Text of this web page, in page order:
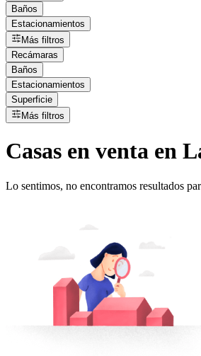
Baños
Estacionamientos
Más filtros
Recámaras
Baños
Estacionamientos
Superficie
Más filtros
Casas en venta en
Lo sentimos, no encontramos resultados